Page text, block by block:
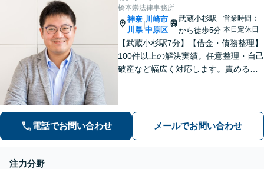
橋本崇法律事務所
神奈
川県
|
川崎市
中原区
武蔵小杉駅
から徒歩5分
営業時間：
本日定休日
【武蔵小杉駅7分】【借金・債務整理】
100件以上の解決実績。任意整理・自己
破産など幅広く対応します。責めるこ
室】【土日祝日面談可】
電話でお問い合わせ メールでお問い合わせ
注力分野